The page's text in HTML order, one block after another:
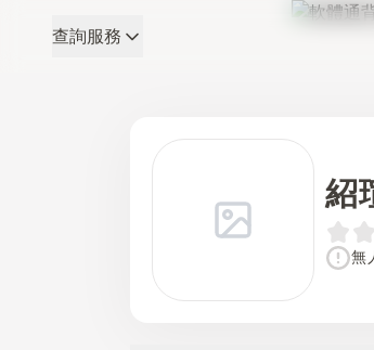
軟體通
查詢服務
紹
無